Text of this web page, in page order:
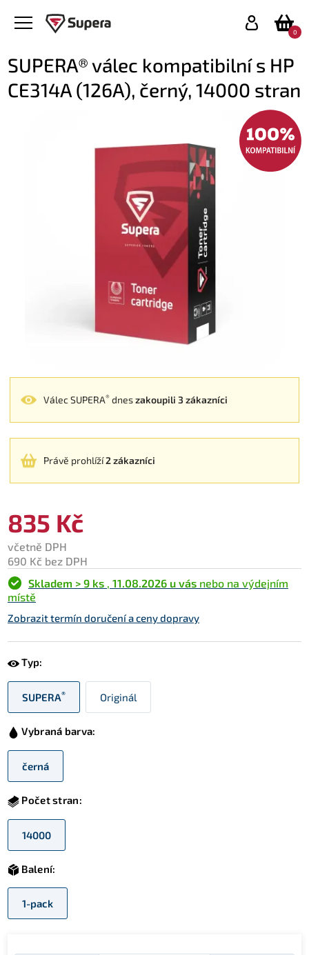
0
SUPERA® válec kompatibilní s HP
CE314A (126A), černý, 14000 stran
Válec SUPERA® dneszakoupili 3 zákazníci
Právě prohlíží2 zákazníci
835 Kč
včetně DPH
690 Kč bez DPH
Skladem > 9 ks , 11.08.2026 u vás nebo na výdejním
místě
Zobrazit termín doručení a ceny dopravy
Typ:
SUPERA® Originál
Vybraná barva:
černá
Počet stran:
14000
Balení:
1-pack